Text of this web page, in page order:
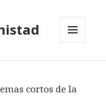
cortos de la